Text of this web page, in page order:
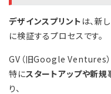
デザインスプリント は、新
に検証するプロセスです。
GV（旧Google Ventures）
特にスタートアップや新
り、